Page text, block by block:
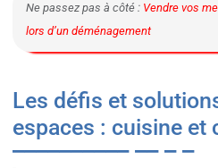
Ne passez pas à côté : Vendre vos
lors d’un déménagement
Les défis et
espaces : cuisine et